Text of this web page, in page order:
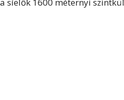
a síelők 1600 méternyi